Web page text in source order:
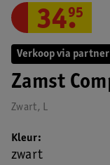
Verkoop via partner
Zamst
Zwart, L
34.
95
Kleur
zwart